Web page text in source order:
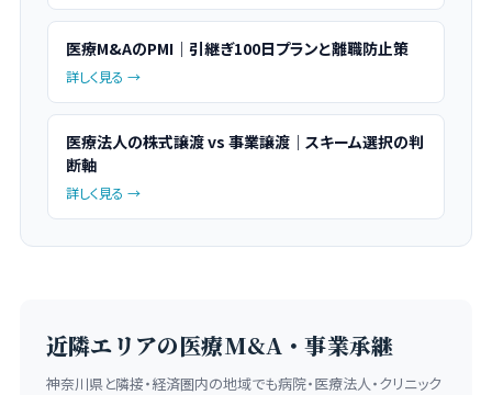
医療M&AのPMI｜引継ぎ100日プランと離職防止策
詳しく見る →
医療法人の株式譲渡 vs 事業譲渡｜スキーム選択の判
断軸
詳しく見る →
近隣エリアの医療M&A・事業承継
神奈川県と隣接・経済圏内の地域でも病院・医療法人・クリニック